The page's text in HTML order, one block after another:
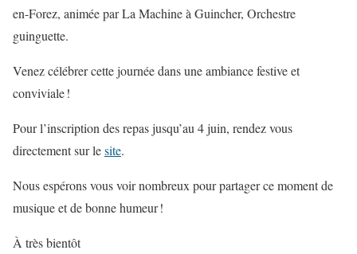
en-Forez, animée par La Machine à Guincher, Orchestre
guinguette.
Venez célébrer cette journée dans une ambiance festive et
conviviale !
Pour l’inscription des repas jusqu’au 4 juin, rendez vous
directement sur lesite.
Nous espérons vous voir nombreux pour partager ce moment de
musique et de bonne humeur !
À très bientôt